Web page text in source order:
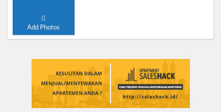
Add Photos